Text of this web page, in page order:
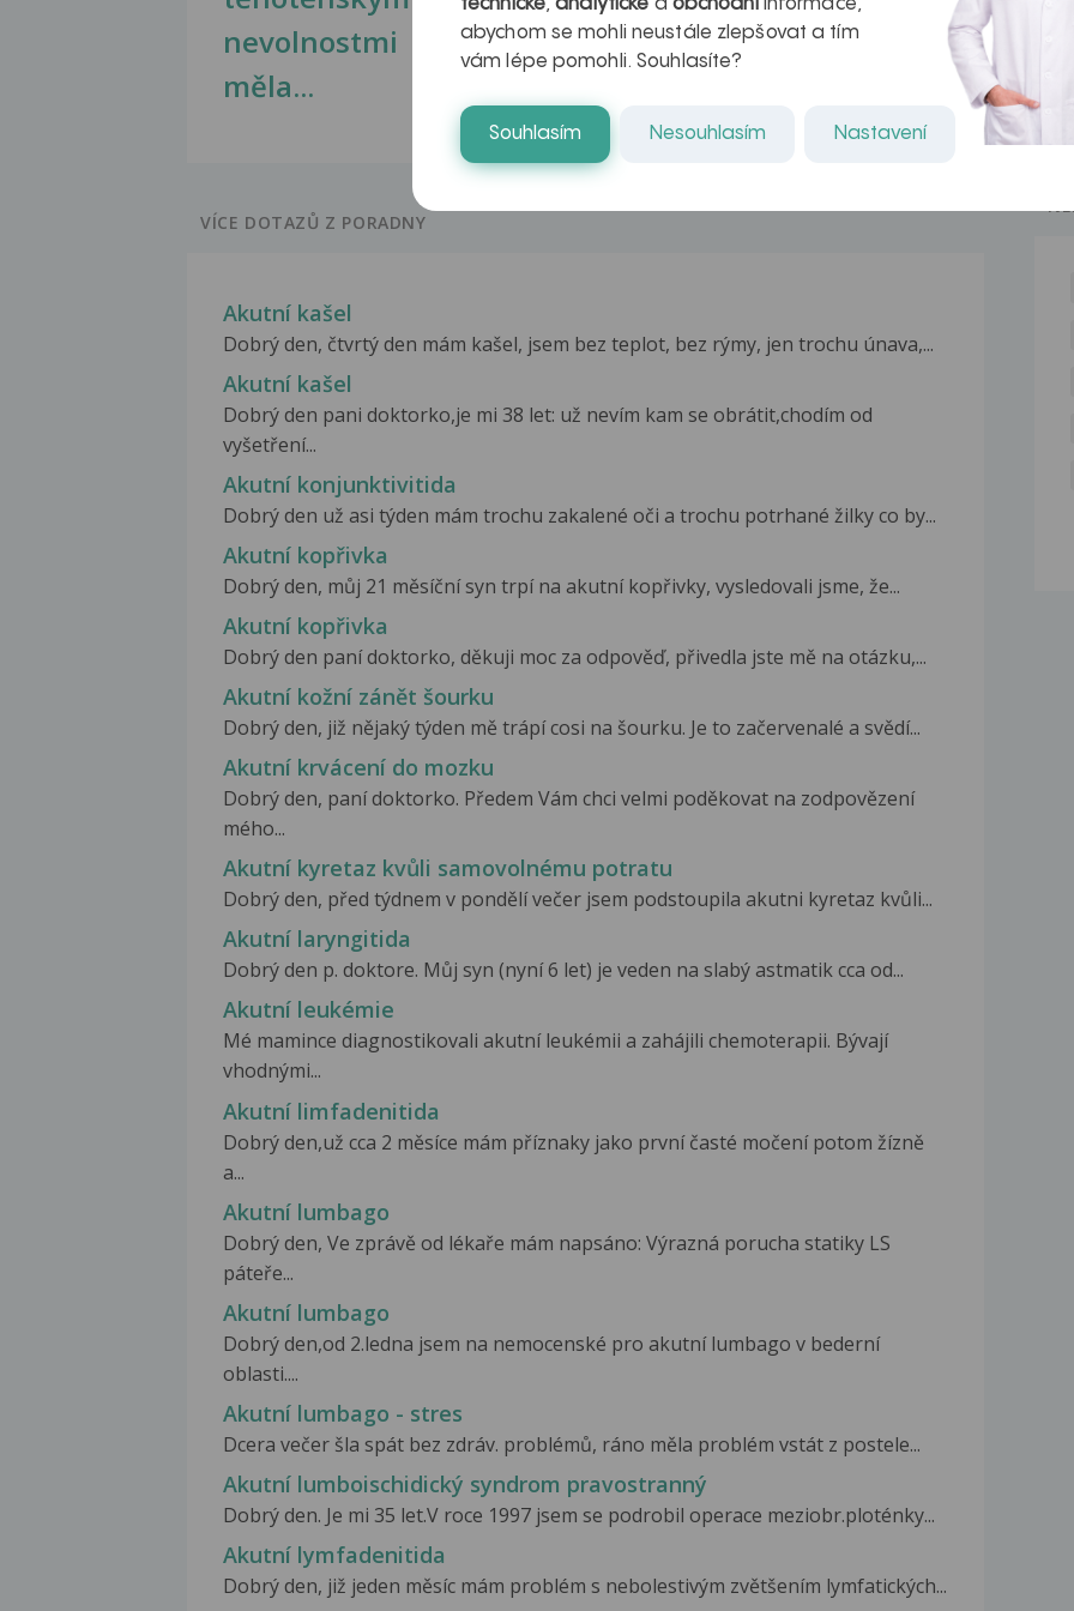
nevolnostmi
měla...
naděje pro ty,
VÍCE DOTAZŮ Z PORADNY
Akutní kašel
Dobrý den, čtvrtý den mám kašel, jsem bez teplot, bez rýmy, jen trochu únava,...
Akutní kašel
Dobrý den pani doktorko,je mi 38 let: už nevím kam se obrátit,chodím od
vyšetření...
Akutní konjunktivitida
Dobrý den už asi týden mám trochu zakalené oči a trochu potrhané žilky co by...
Akutní kopřivka
Dobrý den, můj 21 měsíční syn trpí na akutní kopřivky, vysledovali jsme, že...
Akutní kopřivka
Dobrý den paní doktorko, děkuji moc za odpověď, přivedla jste mě na otázku,...
Akutní kožní zánět šourku
Dobrý den, již nějaký týden mě trápí cosi na šourku. Je to začervenalé a svědí...
Akutní krvácení do mozku
Dobrý den, paní doktorko. Předem Vám chci velmi poděkovat na zodpovězení
mého...
Akutní kyretaz kvůli samovolnému potratu
Dobrý den, před týdnem v pondělí večer jsem podstoupila akutni kyretaz kvůli...
Akutní laryngitida
Dobrý den p. doktore. Můj syn (nyní 6 let) je veden na slabý astmatik cca od...
Akutní leukémie
Mé mamince diagnostikovali akutní leukémii a zahájili chemoterapii. Bývají
vhodnými...
Akutní limfadenitida
Dobrý den,už cca 2 měsíce mám příznaky jako první časté močení potom žízně
a...
Akutní lumbago
Dobrý den, Ve zprávě od lékaře mám napsáno: Výrazná porucha statiky LS
páteře...
Akutní lumbago
Dobrý den,od 2.ledna jsem na nemocenské pro akutní lumbago v bederní
oblasti....
Akutní lumbago - stres
Dcera večer šla spát bez zdráv. problémů, ráno měla problém vstát z postele...
Akutní lumboischidický syndrom pravostranný
Dobrý den. Je mi 35 let.V roce 1997 jsem se podrobil operace meziobr.ploténky...
Akutní lymfadenitida
Dobrý den, již jeden měsíc mám problém s nebolestivým zvětšením lymfatických...
technické,analytické a obchodníinformace,
abychom se mohli neustále zlepšovat a tím
vám lépe pomohli. Souhlasíte?
Souhlasím Nesouhlasím Nastavení